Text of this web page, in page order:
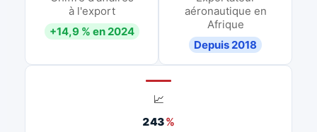
à l'export
+14,9 % en 2024
aéronautique en
Afrique
Depuis 2018
📈
243%